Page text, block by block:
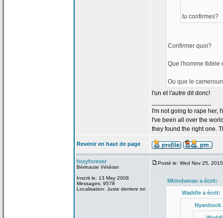
tu confirmes?
Confirmer quoi?
Que l'homme fidèle
Ou que le
l'un et l'autre dit donc!
I'm not going to rape her,
I've been all over the
they found the right one.
Revenir en haut de page
foxyforever
Bérinaute Vétéran
Inscrit le: 13 May 2008
Messages: 9578
Localisation: Juste derriere toi
Posté le: Wed Nov 25,
Mbindaman a écrit:
Waddle aécrit:
Nyanbock